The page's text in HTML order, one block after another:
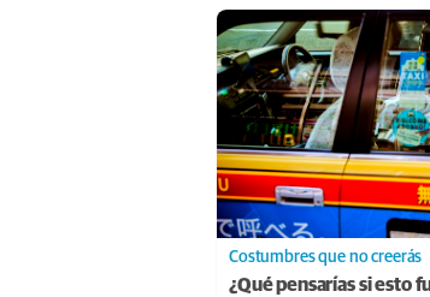
Costumbres que no creerás
¿Qué pensarías si esto